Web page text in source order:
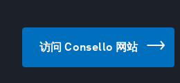
访问 Consello 网站